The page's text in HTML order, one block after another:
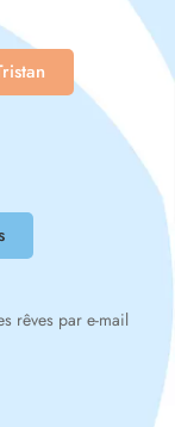
rêves par e-mail